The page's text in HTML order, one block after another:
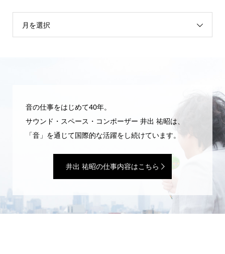
月を選択
音の仕事をはじめて40年。
サウンド・スペース・コンポーザー 井出 祐昭は、
「音」を通じて国際的な活躍をし続けています。
井出 祐昭の仕事内容はこちら